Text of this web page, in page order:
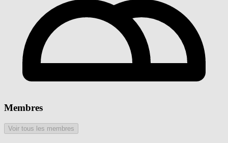
Membres
Voir tous les membres